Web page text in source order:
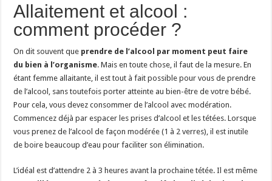
Allaitement et alcool :
comment procéder ?
On dit souvent que prendre de l’alcool par moment peut faire
du bien à l’organisme. Mais en toute chose, il faut de la mesure. En
étant femme allaitante, il est tout à fait possible pour vous de prendre
de l’alcool, sans toutefois porter atteinte au bien-être de votre bébé.
Pour cela, vous devez consommer de l’alcool avec modération.
Commencez déjà par espacer les prises d’alcool et les tétées. Lorsque
vous prenez de l’alcool de façon modérée (1 à 2 verres), il est inutile
de boire beaucoup d’eau pour faciliter son élimination.
L’idéal est d’attendre 2 à 3 heures avant la prochaine tétée. Il est même